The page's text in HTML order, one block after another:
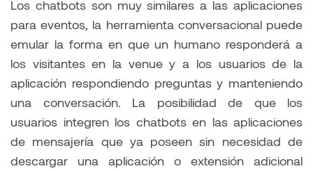
Los chatbots son muy similares a las aplicaciones
para eventos, la herramienta conversacional puede
emular la forma en que un humano responderá a
los visitantes en la venue y a los usuarios de la
aplicación respondiendo preguntas y manteniendo
una conversación. La posibilidad de que los
usuarios integren los chatbots en las aplicaciones
de mensajería que ya poseen sin necesidad de
descargar una aplicación o extensión adicional